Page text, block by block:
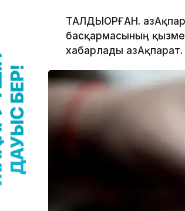
ТАЛДЫҚОРҒАН.
басқармасының
хабарлады ҚазАқпарат.